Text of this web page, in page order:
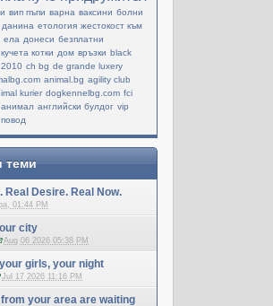
вип пъпи варна ваксини болни
данина етология жестокост към
ела донеси безплатни
котки дом връзки black
ch bg de grande luxery
animal.bg agility club
kurier dogkennelbg.com fci
анимал английски булдог vip
теми
Real Desire. Real Now.
01:44 PM
city
Aug 06 2026 05:38 PM
girls, your night
Jul 17 2026 11:16 PM
your area are waiting